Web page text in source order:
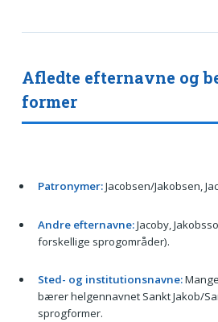
Afledte efternavne og
former
Patronymer:Jacobsen/Jakobsen,
Andre efternavne:Jacoby,
forskellige sprogområder).
Sted- og institutionsnavne:
bærer helgennavnet Sankt Jakob/
sprogformer.